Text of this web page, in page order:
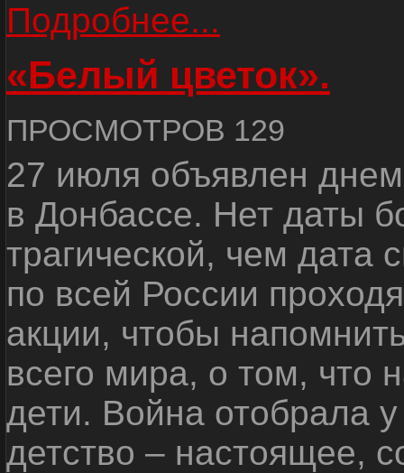
Подробнее...
«Белый цветок».
ПРОСМОТРОВ 129
27 июля объявлен
в Донбассе. Нет даты
трагической, чем дата
по всей России
акции, чтобы
всего мира, о том, что
дети. Война отобрала
детство – настоящее,